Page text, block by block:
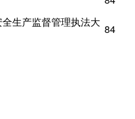
生产监督管理执法大
84